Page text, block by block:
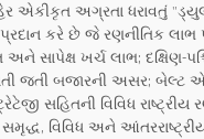
એકીકૃત અગ્રતા ધરાવતું
કરે છે જે રણનીતિક લાભ
અને સાપેક્ષ ખર્ચ લાભ; દક્ષિણ-
જતી બજારની અસર; બેલ્ટ
સહિતની વિવિધ રાષ્ટ્રીય
વિવિધ અને આંતરરાષ્ટ્રીય